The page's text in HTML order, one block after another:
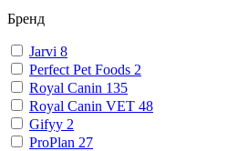
Бренд
Jarvi 8
Perfect Pet Foods 2
Royal Canin 135
Royal Canin VET 48
Gifyy 2
ProPlan 27